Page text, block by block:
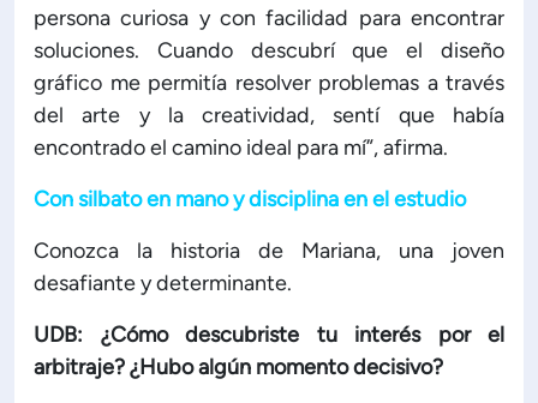
persona curiosa y con facilidad para encontrar
soluciones. Cuando descubrí que el diseño
gráfico me permitía resolver problemas a través
del arte y la creatividad, sentí que había
encontrado el camino ideal para mí”, afirma.
Con silbato en mano y disciplina en el estudio
Conozca la historia de Mariana, una joven
desafiante y determinante.
UDB: ¿Cómo descubriste tu interés por el
arbitraje? ¿Hubo algún momento decisivo?